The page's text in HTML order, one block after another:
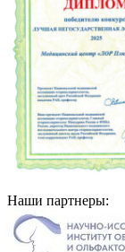
Наши партнеры: